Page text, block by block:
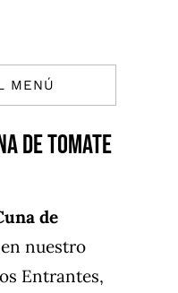
MENÚ
DE TOMATE
de
nuestro
Entrantes,